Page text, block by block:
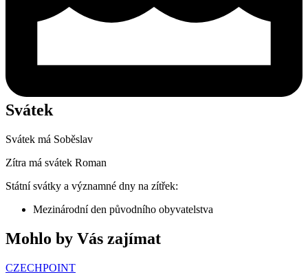
Svátek
Svátek má Soběslav
Zítra má svátek Roman
Státní svátky a významné dny na zítřek:
Mezinárodní den původního obyvatelstva
Mohlo by Vás zajímat
CZECHPOINT